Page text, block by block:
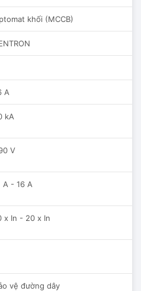
khối (MCCB)
A
kA
V
A - 16 A
x In - 20 x In
vệ đường dây